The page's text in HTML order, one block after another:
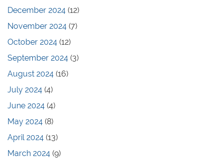
December 2024 (12)
November 2024 (7)
October 2024 (12)
September 2024 (3)
August 2024 (16)
July 2024 (4)
June 2024 (4)
May 2024 (8)
April 2024 (13)
March 2024 (9)